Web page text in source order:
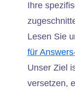
Ihre
Lesen Sie
für
Unser Ziel
versetzen,